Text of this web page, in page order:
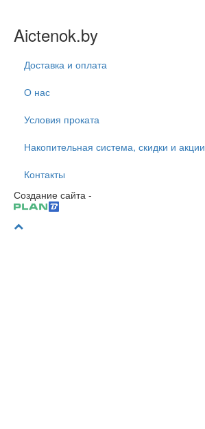
Aictenok.by
Доставка и оплата
О нас
Условия проката
Накопительная система, скидки и акции
Контакты
Создание сайта -